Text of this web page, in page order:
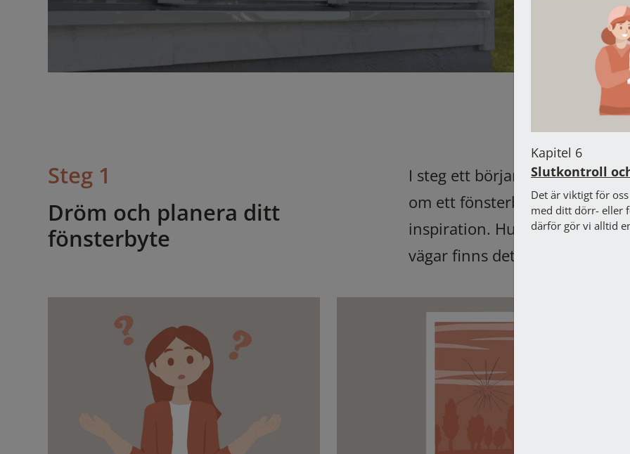
Steg 1
Dröm och planera ditt
fönsterbyte
I steg ett börjar vi med dig.
om ett fönsterbyte. Därefter
inspiration. Hur kommer du
vägar finns det till nya fönster?
Kapitel 6
Slutkontroll
Det är viktigt för
med ditt dörr- eller
därför gör vi alltid